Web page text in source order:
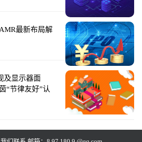
最新布局解
及显示器面
“节律友好”认